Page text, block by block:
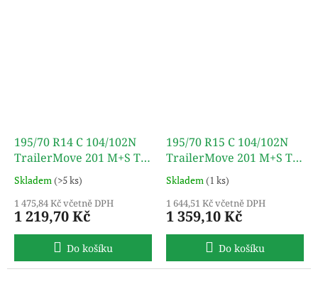
195/70 R14 C 104/102N
TrailerMove 201 M+S TL
TURON
Skladem(>5 ks)
1 475,84 Kč včetně DPH
1 219,70 Kč
Do košíku
195/70 R15 C 104/102N
TrailerMove 201 M+S TL
TURON
Skladem(1 ks)
1 644,51 Kč včetně DPH
1 359,10 Kč
Do košíku